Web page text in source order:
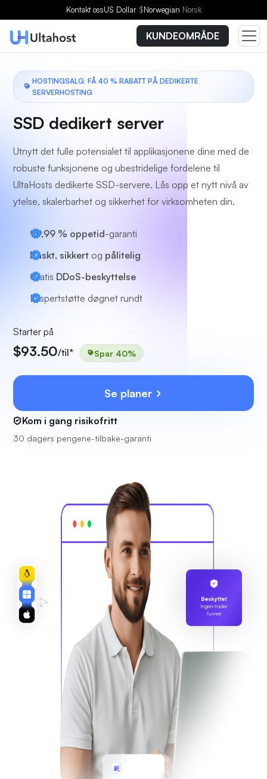
Kontakt ossUS Dollar $Norwegian Norsk
KUNDEOMRÅDE
HOSTINGSALG: FÅ 40 % RABATT PÅ DEDIKERTE
SERVERHOSTING
SSD dedikert server
Utnytt det fulle potensialet til applikasjonene dine med de
robuste funksjonene og ubestridelige fordelene til
UltaHosts dedikerte SSD-servere. Lås opp et nytt nivå av
ytelse, skalerbarhet og sikkerhet for virksomheten din.
99,99 % oppetid-garanti
Raskt, sikkert og pålitelig
Gratis DDoS-beskyttelse
Ekspertstøtte døgnet rundt
Starter på
$93.50/til* Spar 40%
Se planer
Kom i gang risikofritt
30 dagers pengene-tilbake-garanti
Beskyttet
Ingen trusler
funnet